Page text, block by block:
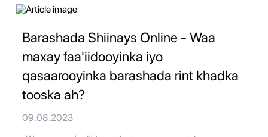
Barashada Shiinays Online - Waa
maxay faa'iidooyinka iyo
qasaarooyinka barashada rint khadka
tooska ah?
09.08.2023